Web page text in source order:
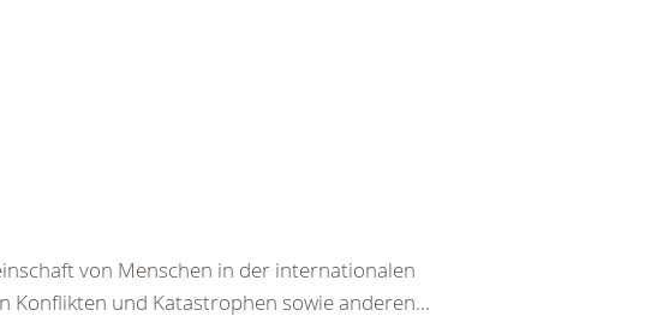
von Menschen in der internationalen
Konflikten und Katastrophen sowie anderen...